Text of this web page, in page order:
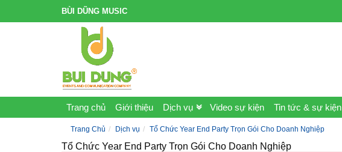
BÙI DŨNG MUSIC
Trang chủ Giới thiệu Dịch vụ Video sự kiện Tin tức & sự kiện
Trang Chủ Dịch vụ Tổ Chức Year End Party Trọn Gói Cho Doanh Nghiệp
Tổ Chức Year End Party Trọn Gói Cho Doanh Nghiệp